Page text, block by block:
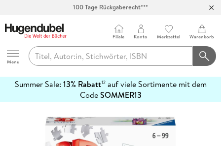
Hugendubel
Menu
Filiale Konto Merkzettel Warenkorb
Summer Sale: 13% Rabatt12auf viele Sortimente mit dem
CodeSOMMER13
erfahren